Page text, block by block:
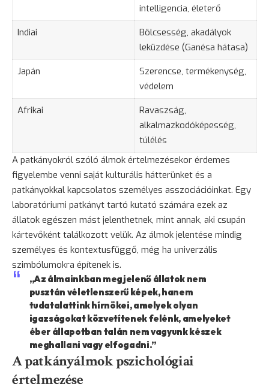
intelligencia, életerő
Indiai
Bölcsesség, akadályok
leküzdése (Ganésa hátasa)
Japán
Szerencse, termékenység,
védelem
Afrikai
Ravaszság,
alkalmazkodóképesség,
túlélés
A patkányokról szóló álmok értelmezésekor érdemes
figyelembe venni saját kulturális hátterünket és a
patkányokkal kapcsolatos személyes asszociációinkat. Egy
laboratóriumi patkányt tartó kutató számára ezek az
állatok egészen mást jelenthetnek, mint annak, aki csupán
kártevőként találkozott velük. Az álmok jelentése mindig
személyes és kontextusfüggő, még ha univerzális
szimbólumokra építenek is.
„Az álmainkban megjelenő állatok nem
pusztán véletlenszerű képek, hanem
tudatalattink hírnökei, amelyek olyan
igazságokat közvetítenek felénk, amelyeket
éber állapotban talán nem vagyunk készek
meghallani vagy elfogadni.”
A patkányálmok pszichológiai
értelmezése